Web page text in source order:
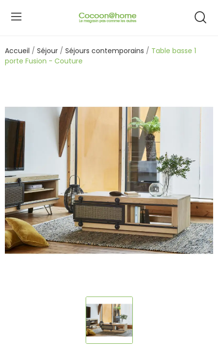
Accueil Séjour Séjours contemporains
Table basse 1
porte Fusion - Couture